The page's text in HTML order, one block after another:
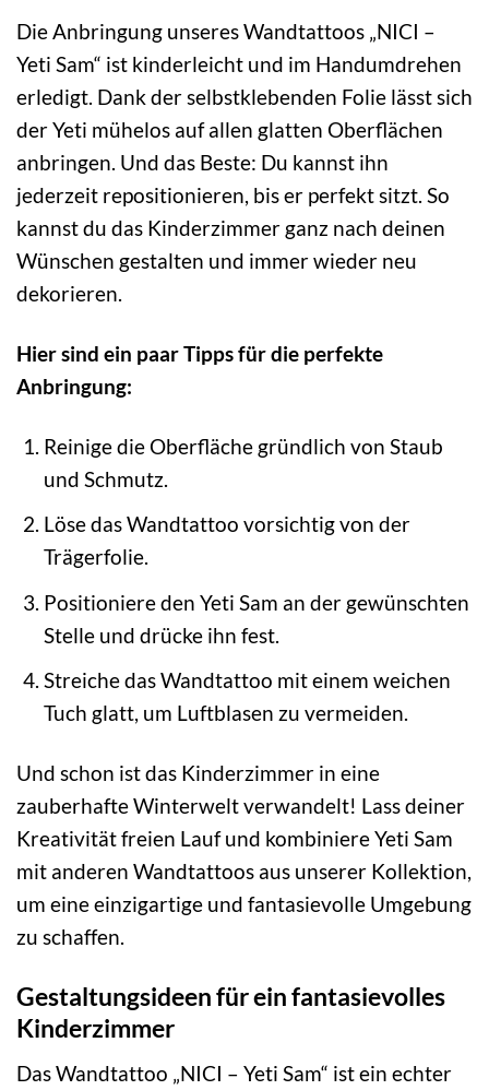
Die Anbringung unseres Wandtattoos „NICI –
Yeti Sam“ ist kinderleicht und im Handumdrehen
erledigt. Dank der selbstklebenden Folie lässt sich
der Yeti mühelos auf allen glatten Oberflächen
anbringen. Und das Beste: Du kannst ihn
jederzeit repositionieren, bis er perfekt sitzt. So
kannst du das Kinderzimmer ganz nach deinen
Wünschen gestalten und immer wieder neu
dekorieren.
Hier sind ein paar Tipps für die perfekte
Anbringung:
Reinige die Oberfläche gründlich von Staub
und Schmutz.
Löse das Wandtattoo vorsichtig von der
Trägerfolie.
Positioniere den Yeti Sam an der gewünschten
Stelle und drücke ihn fest.
Streiche das Wandtattoo mit einem weichen
Tuch glatt, um Luftblasen zu vermeiden.
Und schon ist das Kinderzimmer in eine
zauberhafte Winterwelt verwandelt! Lass deiner
Kreativität freien Lauf und kombiniere Yeti Sam
mit anderen Wandtattoos aus unserer Kollektion,
um eine einzigartige und fantasievolle Umgebung
zu schaffen.
Gestaltungsideen für ein fantasievolles
Kinderzimmer
Das Wandtattoo „NICI – Yeti Sam“ ist ein echter